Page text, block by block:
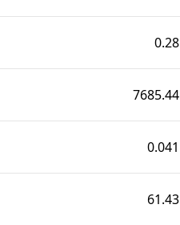
0.28
7685.44
0.041
61.43